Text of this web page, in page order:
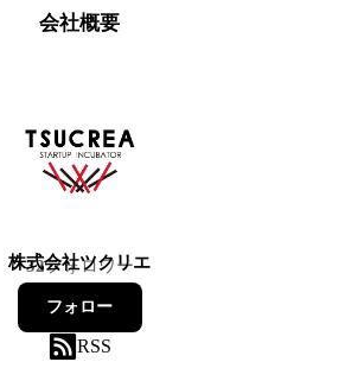
会社概要
株式会社ツクリエ
32フォロワー
フォロー
RSS